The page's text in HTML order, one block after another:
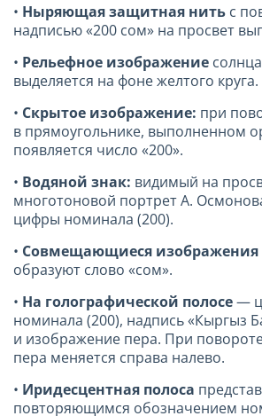
• Ныряющая защитная нить с
надписью «200 сом» на просвет
• Рельефное изображение
выделяется на фоне желтого круга.
• Скрытое изображение: при
в прямоугольнике, выполненном
появляется число «200».
• Водяной знак: видимый на
многотоновой портрет А.
цифры номинала (200).
• Совмещающиеся изображения
образуют слово «сом».
• На голографической полосе—
номинала (200), надпись «Кыргыз
и изображение пера. При
пера меняется справа налево.
• Иридесцентная полоса
повторяющимся обозначением